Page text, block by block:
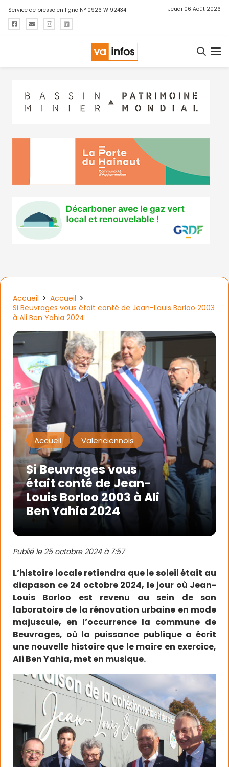
Service de presse en ligne N° 0926 W 92434 Jeudi 06 Août 2026
Accueil
Accueil
Si Beuvrages vous était conté de Jean-Louis Borloo 2003
à Ali Ben Yahia 2024
Accueil Valenciennois
Si Beuvrages vous
était conté de Jean-
Louis Borloo 2003 à Ali
Ben Yahia 2024
Publié le25 octobre 2024 à 7:57
L’histoire locale retiendra que le soleil était au
diapason ce 24 octobre 2024, le jour où Jean-
Louis Borloo est revenu au sein de son
laboratoire de la rénovation urbaine en mode
majuscule, en l’occurrence la commune de
Beuvrages, où la puissance publique a écrit
une nouvelle histoire que le maire en exercice,
Ali Ben Yahia, met en musique.